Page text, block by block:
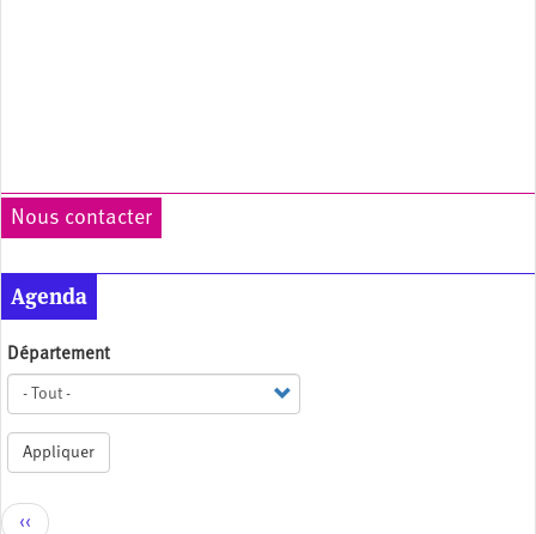
Nous contacter
Agenda
Département
Appliquer
Pagination
Page
‹‹